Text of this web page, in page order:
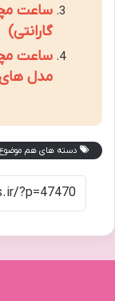
ساعت
گارانتی)
ساعت
مدل
دسته های هم موضوع